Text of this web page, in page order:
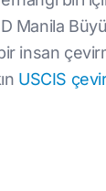
Manila
insan
USCIS